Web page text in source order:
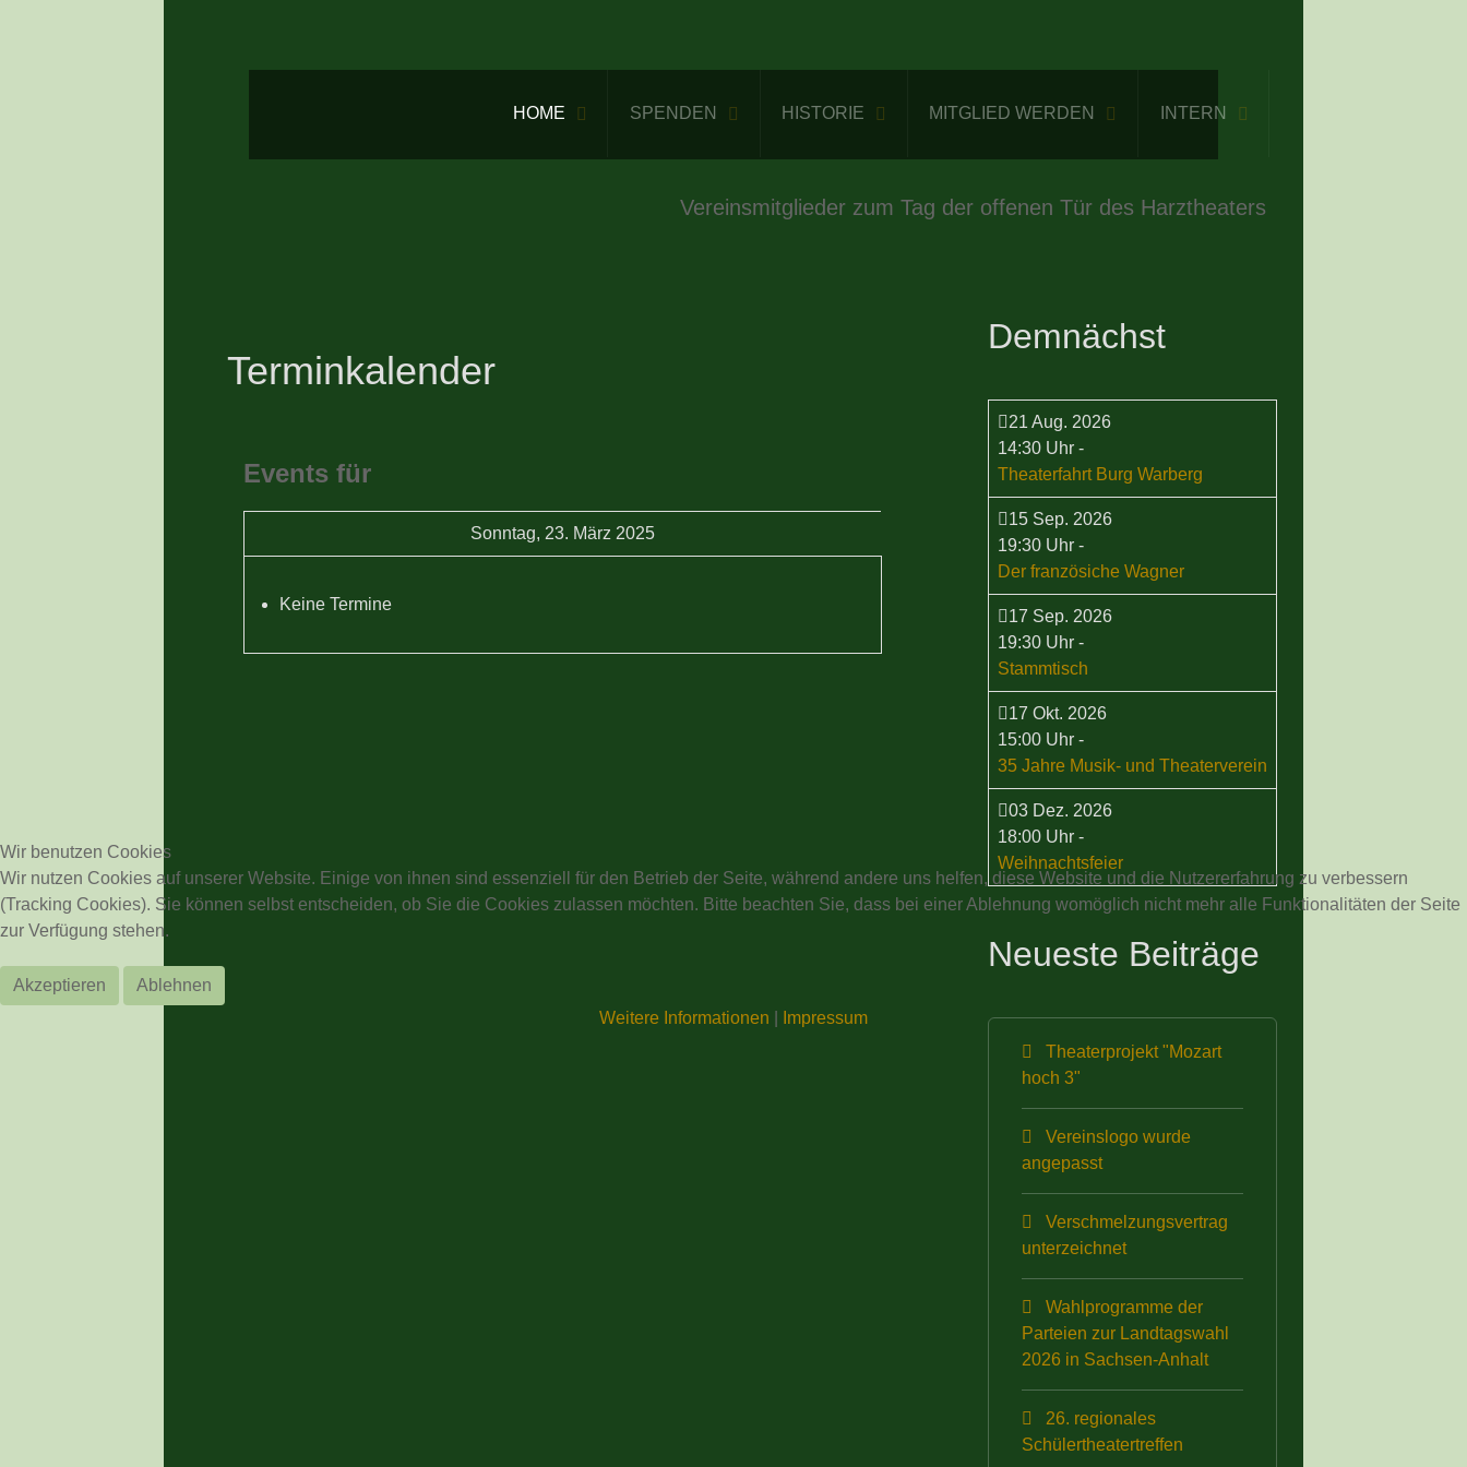
HOME SPENDEN HISTORIE MITGLIED WERDEN INTERN
Vereinsmitglieder zum Tag der offenen Tür des Harztheaters
Terminkalender
Events für
Sonntag, 23. März 2025
Keine Termine
Demnächst
21 Aug. 2026
14:30 Uhr-
Theaterfahrt Burg Warberg
15 Sep. 2026
19:30 Uhr-
Der französiche Wagner
17 Sep. 2026
19:30 Uhr-
Stammtisch
17 Okt. 2026
15:00 Uhr-
35 Jahre Musik- und Theaterverein
03 Dez. 2026
18:00 Uhr-
Weihnachtsfeier
Neueste Beiträge
Theaterprojekt "Mozart
hoch 3"
Vereinslogo wurde
angepasst
Verschmelzungsvertrag
unterzeichnet
Wahlprogramme der
Parteien zur Landtagswahl
2026 in Sachsen-Anhalt
26. regionales
Schülertheatertreffen
Wir benutzen Cookies
Wir nutzen Cookies auf unserer Website. Einige von ihnen sind essenziell für den Betrieb der Seite, während andere uns helfen, diese Website und die Nutzererfahrung zu verbessern
(Tracking Cookies). Sie können selbst entscheiden, ob Sie die Cookies zulassen möchten. Bitte beachten Sie, dass bei einer Ablehnung womöglich nicht mehr alle Funktionalitäten der Seite
zur Verfügung stehen.
Akzeptieren
Ablehnen
Weitere Informationen
Impressum